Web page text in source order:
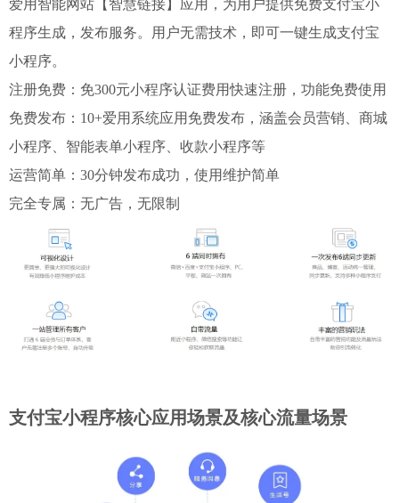
爱用智能网站【智慧链接】应用，为用户提供免费支付宝小
程序生成，发布服务。用户无需技术，即可一键生成支付宝
小程序。
注册免费：免300元小程序认证费用快速注册，功能免费使用
免费发布：10+爱用系统应用免费发布，涵盖会员营销、商城
小程序、智能表单小程序、收款小程序等
运营简单：30分钟发布成功，使用维护简单
完全专属：无广告，无限制
支付宝小程序核心应用场景及核心流量场景